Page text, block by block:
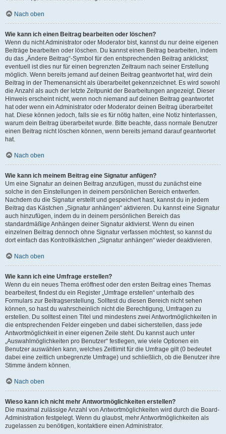
Nach oben
Wie kann ich einen Beitrag bearbeiten oder löschen?
Wenn du nicht Administrator oder Moderator bist, kannst du nur deine eigenen
Beiträge bearbeiten oder löschen. Du kannst einen Beitrag bearbeiten, indem
du das „Ändere Beitrag“-Symbol für den entsprechenden Beitrag anklickst;
eventuell ist dies nur für einen begrenzten Zeitraum nach seiner Erstellung
möglich. Wenn bereits jemand auf deinen Beitrag geantwortet hat, wird dein
Beitrag in der Themenansicht als überarbeitet gekennzeichnet. Es wird sowohl
die Anzahl als auch der letzte Zeitpunkt der Bearbeitungen angezeigt. Dieser
Hinweis erscheint nicht, wenn noch niemand auf deinen Beitrag geantwortet
hat oder wenn ein Administrator oder Moderator deinen Beitrag überarbeitet
hat. Diese können jedoch, falls sie es für nötig halten, eine Notiz hinterlassen,
warum dein Beitrag überarbeitet wurde. Bitte beachte, dass normale Benutzer
einen Beitrag nicht löschen können, wenn bereits jemand darauf geantwortet
hat.
Nach oben
Wie kann ich meinem Beitrag eine Signatur anfügen?
Um eine Signatur an deinen Beitrag anzufügen, musst du zunächst eine
solche in den Einstellungen in deinem persönlichen Bereich entwerfen.
Nachdem du die Signatur erstellt und gespeichert hast, kannst du in jedem
Beitrag das Kästchen „Signatur anhängen“ aktivieren. Du kannst eine Signatur
auch hinzufügen, indem du in deinem persönlichen Bereich das
standardmäßige Anhängen deiner Signatur aktivierst. Wenn du einen
einzelnen Beitrag dennoch ohne Signatur verfassen möchtest, so kannst du
dort einfach das Kontrollkästchen „Signatur anhängen“ wieder deaktivieren.
Nach oben
Wie kann ich eine Umfrage erstellen?
Wenn du ein neues Thema eröffnest oder den ersten Beitrag eines Themas
bearbeitest, findest du ein Register „Umfrage erstellen“ unterhalb des
Formulars zur Beitragserstellung. Solltest du diesen Bereich nicht sehen
können, so hast du wahrscheinlich nicht die Berechtigung, Umfragen zu
erstellen. Du solltest einen Titel und mindestens zwei Antwortmöglichkeiten in
die entsprechenden Felder eingeben und dabei sicherstellen, dass jede
Antwortmöglichkeit in einer eigenen Zeile steht. Du kannst auch unter
„Auswahlmöglichkeiten pro Benutzer“ festlegen, wie viele Optionen ein
Benutzer auswählen kann, welches Zeitlimit für die Umfrage gilt (0 bedeutet
dabei eine zeitlich unbegrenzte Umfrage) und schließlich, ob die Benutzer ihre
Stimme ändern können.
Nach oben
Wieso kann ich nicht mehr Antwortmöglichkeiten erstellen?
Die maximal zulässige Anzahl von Antwortmöglichkeiten wird durch die Board-
Administration festgelegt. Wenn du glaubst, mehr Antwortmöglichkeiten als
zugelassen zu benötigen, kontaktiere einen Administrator.